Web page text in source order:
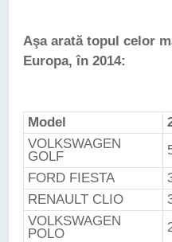
Aşa arată topul celor
Europa, în 2014:
Model
VOLKSWAGEN
GOLF
FORD FIESTA
RENAULT CLIO
VOLKSWAGEN
POLO